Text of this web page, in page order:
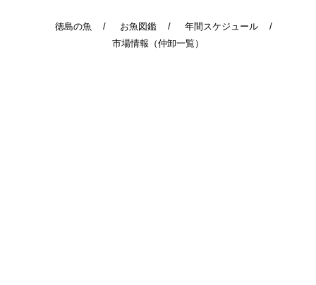
徳島の魚 お魚図鑑
年間スケジュール
市場情報（仲卸一覧）